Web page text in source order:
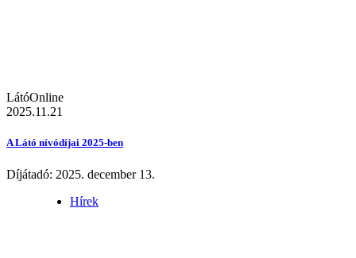
LátóOnline
2025.11.21
A Látó nívódíjai 2025-ben
Díjátadó: 2025. december 13.
Hírek